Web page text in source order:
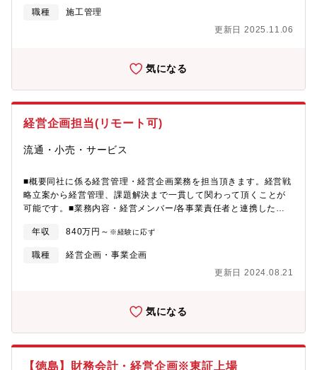
生管理 / 業者開拓・育成・教育業務 / コンプライアンス・ガバナン
ス管理 / お客様対応・住宅商品開発だけではなく、次世代建築 / 商
品の企画立案 / 開発 / 設計 / 調達等の関連業務・上記に付随する経
職種
施工管理
更新日 2025.11.06
気になる
経営企画担当(リモート可)
流通・小売・サービス
■概要同社に係る経営管理・経営企画業務を担当頂きます。経営戦
略立案から経営管理、課題解決まで一貫して関わって頂くことが
可能です。■業務内容・経営メンバー/各事業責任者と連携した中
数値管理、経営会議に必要な資料作成会議の進行ならびに経営陣
へのプレゼンテーション・経営戦略/経営分析に基づく課題解決の
推進・経営戦略/事業戦略の立案などの経営の意思決定サポート・
年収 840万円～ ※経験に応ず
職種
経営企画・事業企画
更新日 2024.08.21
気になる
【徳島】財務会計・経営企画※東証上場